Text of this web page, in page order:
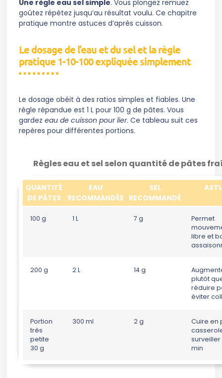
Une règle eau sel simple. Vous plongez remuez
goûtez répétez jusqu’au résultat voulu. Ce chapitre
pratique montre astuces d’après cuisson.
Le dosage de l’eau et du sel et la règle
pratique 1-10-100 expliquée simplement
Le dosage obéit à des ratios simples et fiables. Une
règle répandue est 1 L pour 100 g de pâtes. Vous
gardez eau de cuisson pour lier. Ce tableau suit ces
repères pour différentes portions.
Règles eau et sel selon quantité de pâtes
QUANTITÉ
DE PÂTES
EAU
RECOMMANDÉE
SEL
RECOMMANDÉ
100 g 1 L 7 g
Permet
libre et
200 g 2 L 14 g
plutôt
réduire
éviter
Portion
très
petite
30 g
300 ml 2 g
Cuire en
surveiller
min